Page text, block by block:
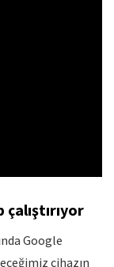
Google
cihazın